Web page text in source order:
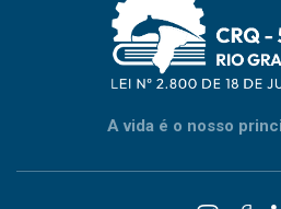
A vida é o nosso